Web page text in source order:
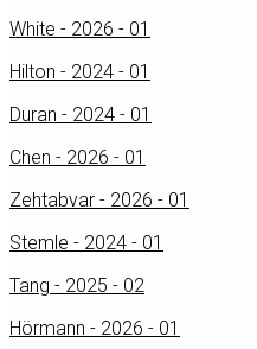
White - 2026 - 01
Hilton - 2024 - 01
Duran - 2024 - 01
Chen - 2026 - 01
Zehtabvar - 2026 - 01
Stemle - 2024 - 01
Tang - 2025 - 02
Hörmann - 2026 - 01